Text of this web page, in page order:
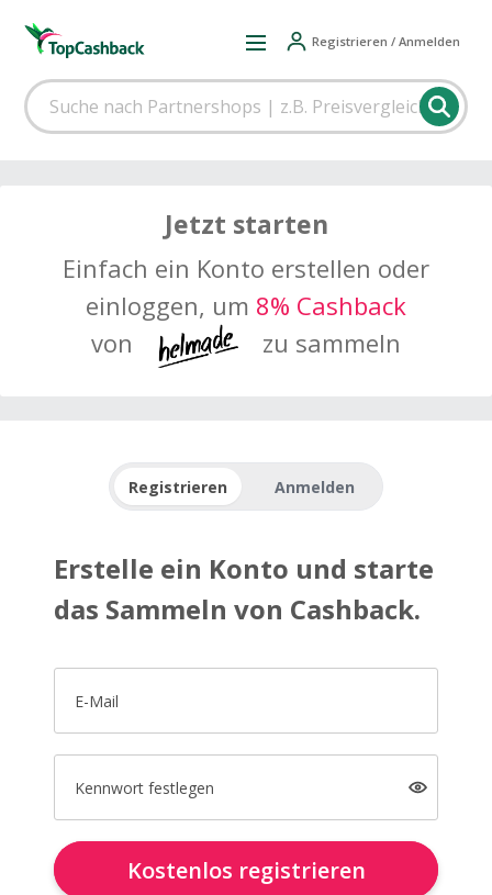
Registrieren / Anmelden
Jetzt starten
Einfach ein Konto erstellen oder
einloggen, um 8% Cashback
von
zu sammeln
Registrieren Anmelden
Erstelle ein Konto und starte
das Sammeln von Cashback.
E-Mail
Kennwort festlegen
Kostenlos registrieren